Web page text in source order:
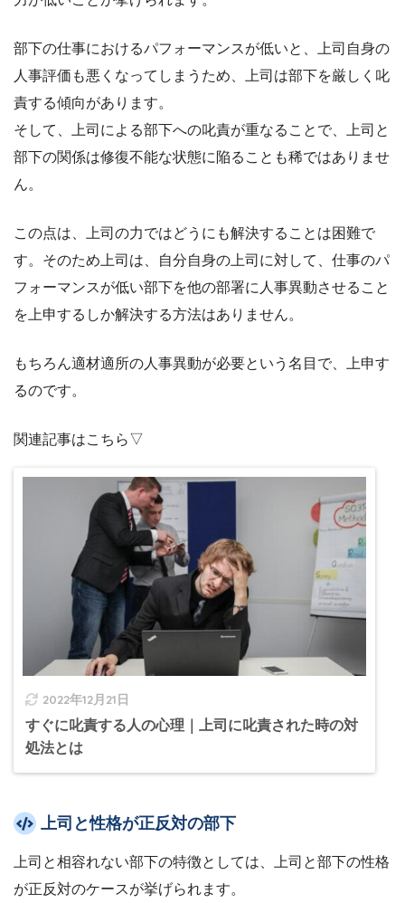
部下の仕事におけるパフォーマンスが低いと、上司自身の
人事評価も悪くなってしまうため、上司は部下を厳しく叱
責する傾向があります。
そして、上司による部下への叱責が重なることで、上司と
部下の関係は修復不能な状態に陥ることも稀ではありませ
ん。
この点は、上司の力ではどうにも解決することは困難で
す。そのため上司は、自分自身の上司に対して、仕事のパ
フォーマンスが低い部下を他の部署に人事異動させること
を上申するしか解決する方法はありません。
もちろん適材適所の人事異動が必要という名目で、上申す
るのです。
関連記事はこちら▽
2022年12月21日
すぐに叱責する人の心理｜上司に叱責された時の対
処法とは
上司と性格が正反対の部下
上司と相容れない部下の特徴としては、上司と部下の性格
が正反対のケースが挙げられます。